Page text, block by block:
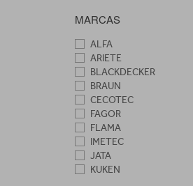
MARCAS
ALFA
ARIETE
BLACKDECKER
BRAUN
CECOTEC
FAGOR
FLAMA
IMETEC
JATA
KUKEN